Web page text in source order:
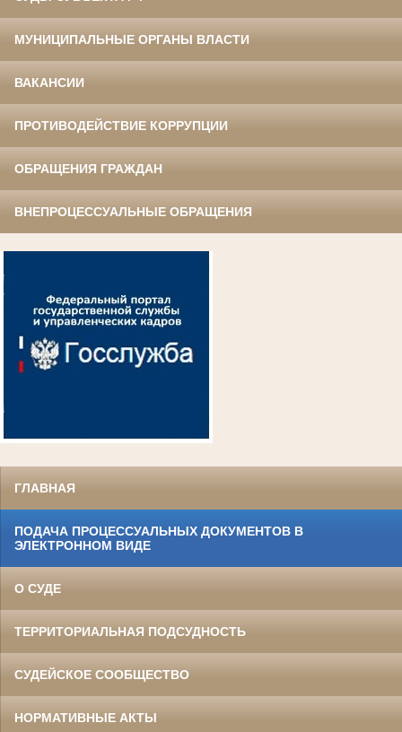
МУНИЦИПАЛЬНЫЕ ОРГАНЫ ВЛАСТИ
ВАКАНСИИ
ПРОТИВОДЕЙСТВИЕ КОРРУПЦИИ
ОБРАЩЕНИЯ ГРАЖДАН
ВНЕПРОЦЕССУАЛЬНЫЕ ОБРАЩЕНИЯ
ГЛАВНАЯ
ПОДАЧА ПРОЦЕССУАЛЬНЫХ ДОКУМЕНТОВ В
ЭЛЕКТРОННОМ ВИДЕ
О СУДЕ
ТЕРРИТОРИАЛЬНАЯ ПОДСУДНОСТЬ
СУДЕЙСКОЕ СООБЩЕСТВО
НОРМАТИВНЫЕ АКТЫ